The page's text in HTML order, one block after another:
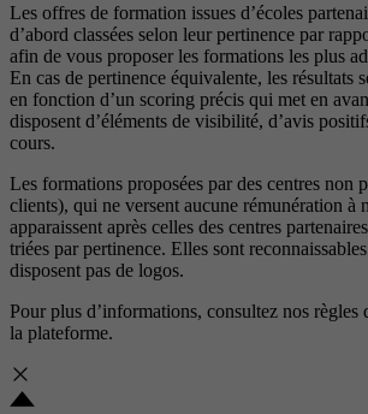
Les offres de formation issues d’écoles
d’abord classées selon leur pertinence par
afin de vous proposer les formations les plus
En cas de pertinence équivalente, les résultats
en fonction d’un scoring précis qui met en
disposent d’éléments de visibilité, d’avis
cours.
Les formations proposées par des centres non
clients), qui ne versent aucune rémunération à
apparaissent après celles des centres
triées par pertinence. Elles sont
disposent pas de logos.
Pour plus d’informations, consultez nos règles
la plateforme.